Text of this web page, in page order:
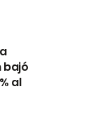
bajó
al